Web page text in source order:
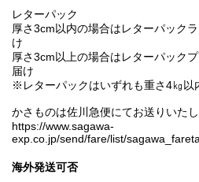
レターパック
厚さ3cm以内の場合はレターパック
け
厚さ3cm以上の場合はレターパック
届け
※レターパックはいずれも重さ4㎏以
かさものは佐川急便にてお送りいた
https://www.sagawa-
exp.co.jp/send/fare/list/
海外発送可否